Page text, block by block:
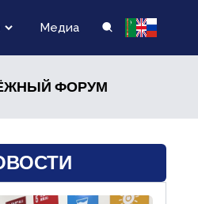
Медиа
ФОРУМ